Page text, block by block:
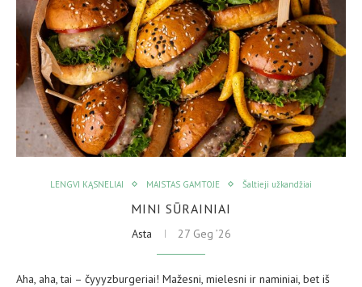
LENGVI KĄSNELIAI MAISTAS GAMTOJE Šaltieji užkandžiai
MINI SŪRAINIAI
Asta 27 Geg ’26
Aha, aha, tai – čyyyzburgeriai! Mažesni, mielesni ir naminiai, bet iš